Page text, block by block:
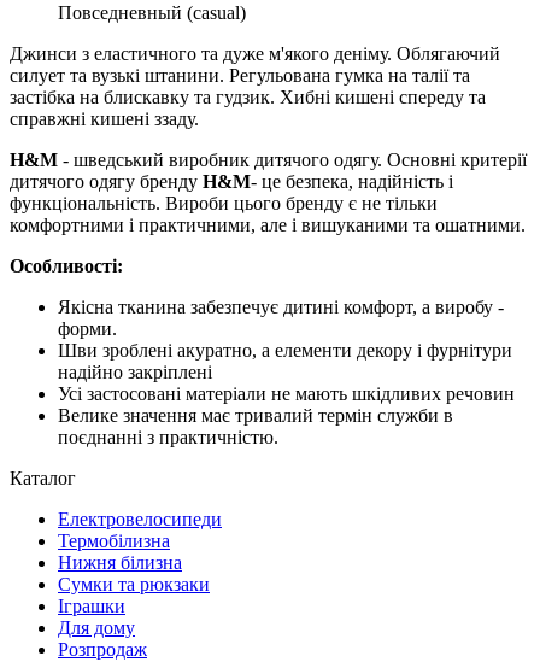
Повседневный (casual)
Джинси з еластичного та дуже м'якого деніму. Облягаючий
силует та вузькі штанини. Регульована гумка на талії та
застібка на блискавку та гудзик. Хибні кишені спереду та
справжні кишені ззаду.
H&M - шведський виробник дитячого одягу. Основні критерії
дитячого одягу бренду H&M- це безпека, надійність і
функціональність. Вироби цього бренду є не тільки
комфортними і практичними, але і вишуканими та ошатними.
Особливості:
Якісна тканина забезпечує дитині комфорт, а виробу -
форми.
Шви зроблені акуратно, а елементи декору і фурнітури
надійно закріплені
Усі застосовані матеріали не мають шкідливих речовин
Велике значення має тривалий термін служби в
поєднанні з практичністю.
Каталог
Електровелосипеди
Термобілизна
Нижня білизна
Сумки та рюкзаки
Іграшки
Для дому
Розпродаж